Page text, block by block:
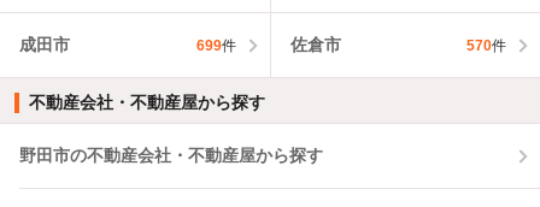
成田市 699件 佐倉市 570件
不動産会社・不動産屋から探す
野田市の不動産会社・不動産屋から探す